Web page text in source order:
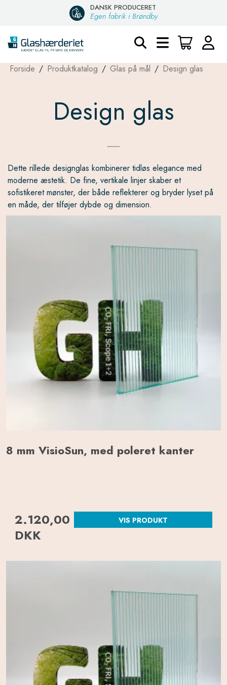
DANSK PRODUCERET
Egen fabrik i Brøndby
Forside / Produktkatalog / Glas på mål / Design glas
Design glas
Dette rillede designglas kombinerer tidløs elegance med
moderne æstetik. De fine, vertikale linjer skaber et
sofistikeret mønster, der både reflekterer og bryder lyset på
en måde, der tilføjer dybde og dimension.
8 mm VisioSun, med poleret kanter
2.120,00
DKK
VIS PRODUKT